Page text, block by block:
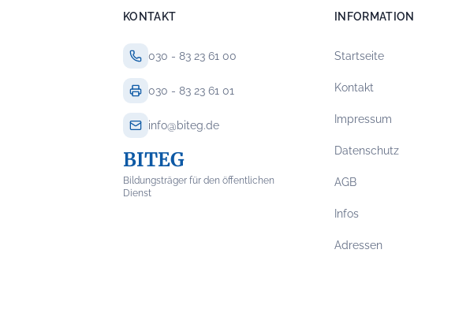
KONTAKT
030 - 83 23 61 00
030 - 83 23 61 01
info@biteg.de
BITEG
Bildungsträger für den öffentlichen
Dienst
INFORMATION
Startseite
Kontakt
Impressum
Datenschutz
AGB
Infos
Adressen